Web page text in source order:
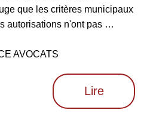
que les critères municipaux
autorisations n'ont pas …
AVOCATS
Lire